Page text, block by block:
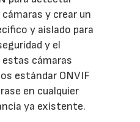
y crear un
y aislado para
y el
cámaras
estándar ONVIF
en cualquier
ya existente.